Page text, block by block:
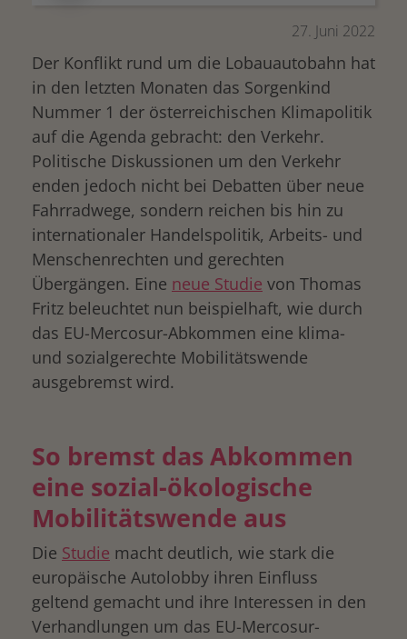
27. Juni 2022
Der Konflikt rund um die Lobauautobahn hat
in den letzten Monaten das Sorgenkind
Nummer 1 der österreichischen Klimapolitik
auf die Agenda gebracht: den Verkehr.
Politische Diskussionen um den Verkehr
enden jedoch nicht bei Debatten über neue
Fahrradwege, sondern reichen bis hin zu
internationaler Handelspolitik, Arbeits- und
Menschenrechten und gerechten
Übergängen. Eine neue Studie von Thomas
Fritz beleuchtet nun beispielhaft, wie durch
das EU-Mercosur-Abkommen eine klima-
und sozialgerechte Mobilitätswende
ausgebremst wird.
So bremst das Abkommen
eine sozial-ökologische
Mobilitätswende aus
Die Studie macht deutlich, wie stark die
europäische Autolobby ihren Einfluss
geltend gemacht und ihre Interessen in den
Verhandlungen um das EU-Mercosur-
drucken